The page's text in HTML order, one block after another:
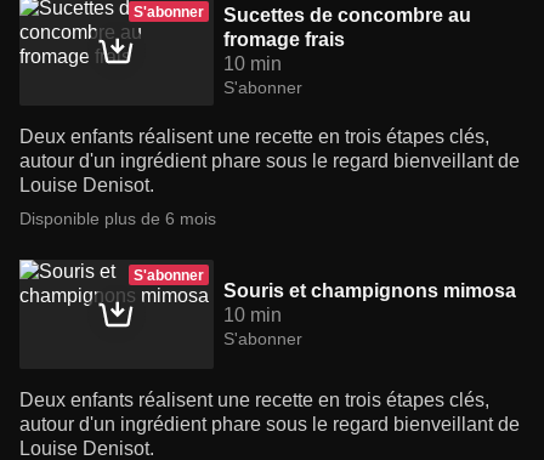
S'abonner
Sucettes de concombre au
fromage frais
10 min
S'abonner
Deux enfants réalisent une recette en trois étapes clés,
autour d'un ingrédient phare sous le regard bienveillant de
Louise Denisot.
Disponible plus de 6 mois
S'abonner
Souris et champignons mimosa
10 min
S'abonner
Deux enfants réalisent une recette en trois étapes clés,
autour d'un ingrédient phare sous le regard bienveillant de
Louise Denisot.